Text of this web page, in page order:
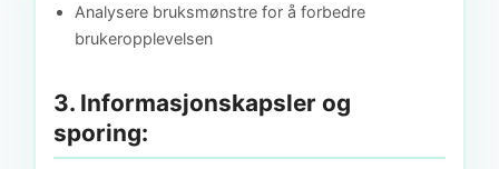
Analysere bruksmønstre for å forbedre
brukeropplevelsen
3. Informasjonskapsler og
sporing: